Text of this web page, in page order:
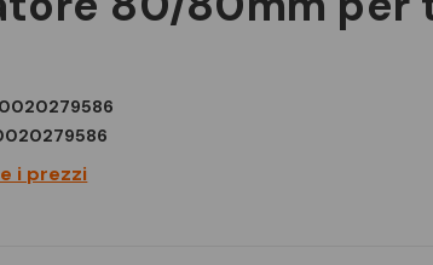
i prezzi